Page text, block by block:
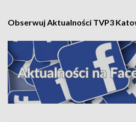
Obserwuj Aktualności TVP3